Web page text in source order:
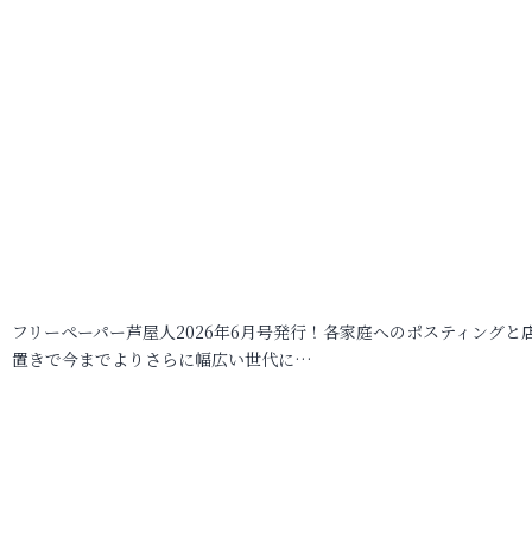
フリーペーパー芦屋人2026年6月号発行！各家庭へのポスティングと
置きで今までよりさらに幅広い世代に…